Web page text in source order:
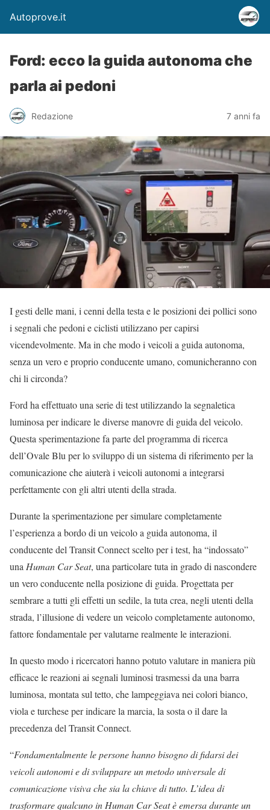
Autoprove.it
Ford: ecco la guida autonoma che
parla ai pedoni
Redazione 7 anni fa
I gesti delle mani, i cenni della testa e le posizioni dei pollici sono
i segnali che pedoni e ciclisti utilizzano per capirsi
vicendevolmente. Ma in che modo i veicoli a guida autonoma,
senza un vero e proprio conducente umano, comunicheranno con
chi li circonda?
Ford ha effettuato una serie di test utilizzando la segnaletica
luminosa per indicare le diverse manovre di guida del veicolo.
Questa sperimentazione fa parte del programma di ricerca
dell’Ovale Blu per lo sviluppo di un sistema di riferimento per la
comunicazione che aiuterà i veicoli autonomi a integrarsi
perfettamente con gli altri utenti della strada.
Durante la sperimentazione per simulare completamente
l’esperienza a bordo di un veicolo a guida autonoma, il
conducente del Transit Connect scelto per i test, ha “indossato”
unaHuman Car Seat, una particolare tuta in grado di nascondere
un vero conducente nella posizione di guida. Progettata per
sembrare a tutti gli effetti un sedile, la tuta crea, negli utenti della
strada, l’illusione di vedere un veicolo completamente autonomo,
fattore fondamentale per valutarne realmente le interazioni.
In questo modo i ricercatori hanno potuto valutare in maniera più
efficace le reazioni ai segnali luminosi trasmessi da una barra
luminosa, montata sul tetto, che lampeggiava nei colori bianco,
viola e turchese per indicare la marcia, la sosta o il dare la
precedenza del Transit Connect.
“Fondamentalmente le persone hanno bisogno di fidarsi dei
veicoli autonomi e di sviluppare un metodo universale di
comunicazione visiva che sia la chiave di tutto. L’idea di
trasformare qualcuno in Human Car Seat è emersa durante un